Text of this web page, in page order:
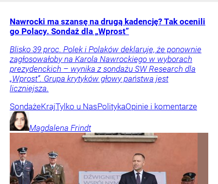
Nawrocki ma szansę na drugą kadencję? Tak ocenili
go Polacy. Sondaż dla „Wprost”
Blisko 39 proc. Polek i Polaków deklaruje, że ponownie
zagłosowałoby na Karola Nawrockiego w wyborach
prezydenckich – wynika z sondażu SW Research dla
„Wprost”. Grupa krytyków głowy państwa jest
liczniejsza.
SondażeKrajTylko u NasPolitykaOpinie i komentarze
Magdalena Frindt